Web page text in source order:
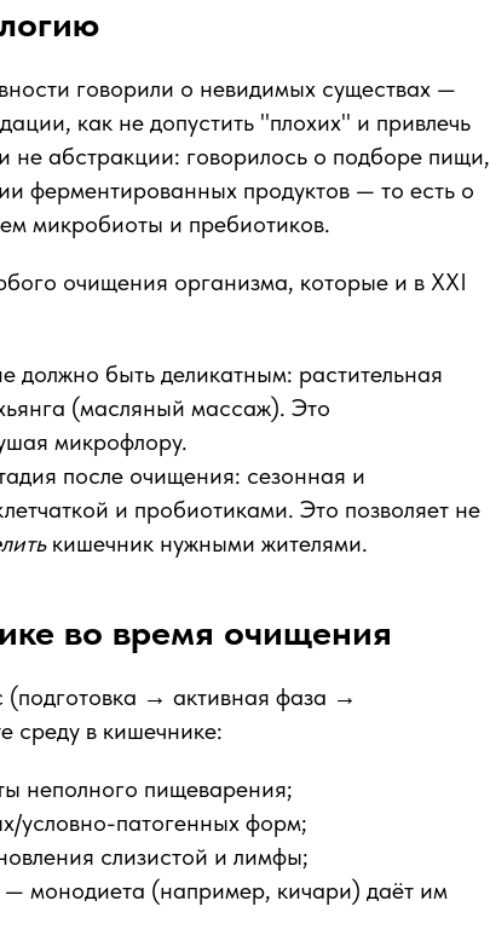
говорили о невидимых существах —
как не допустить "плохих" и привлечь
абстракции: говорилось о подборе пищи,
ферментированных продуктов — то есть о
микробиоты и пребиотиков.
очищения организма, которые и в XXI
должно быть деликатным: растительная
(масляный массаж). Это
микрофлору.
после очищения: сезонная и
и пробиотиками. Это позволяет не
кишечник нужными жителями.
во время очищения
(подготовка → активная фаза →
среду в кишечнике:
неполного пищеварения;
условно-патогенных форм;
слизистой и лимфы;
монодиета (например, кичари) даёт им